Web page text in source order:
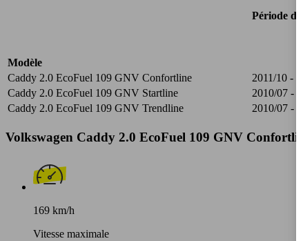
Modèle
Période
Caddy 2.0 EcoFuel 109 GNV Confortline 2011/10 -
Caddy 2.0 EcoFuel 109 GNV Startline
2010/07 -
Caddy 2.0 EcoFuel 109 GNV Trendline
2010/07 -
Volkswagen Caddy 2.0 EcoFuel 109 GNV
169 km/h
Vitesse maximale